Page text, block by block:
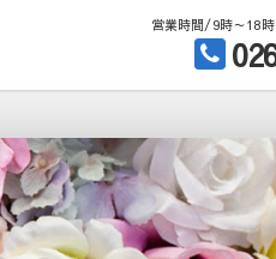
営業時間/9時～18